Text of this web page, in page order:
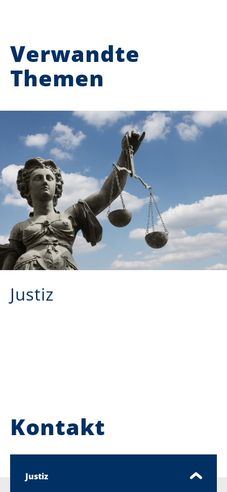
Verwandte
Themen
Justiz
Kontakt
Justiz